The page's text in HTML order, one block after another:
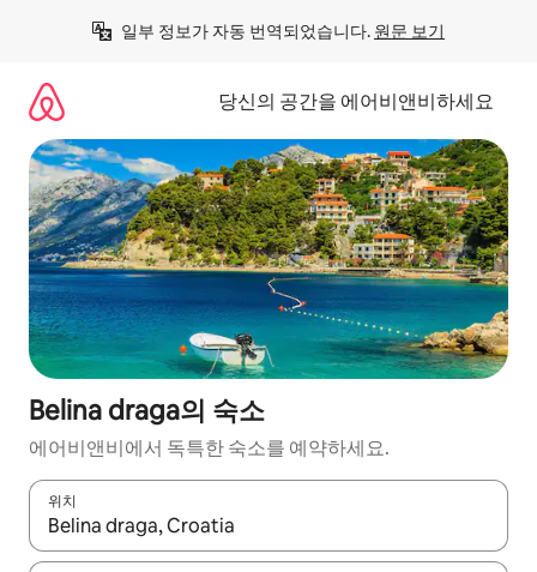
일부 정보가 자동 번역되었습니다. 원문 보기
당신의 공간을 에어비앤비하세요
Belina draga의 숙소
에어비앤비에서 독특한 숙소를 예약하세요.
위치
결과가 나오면 위·아래 화살표 키를 사용하거나 터치 또는 스와이